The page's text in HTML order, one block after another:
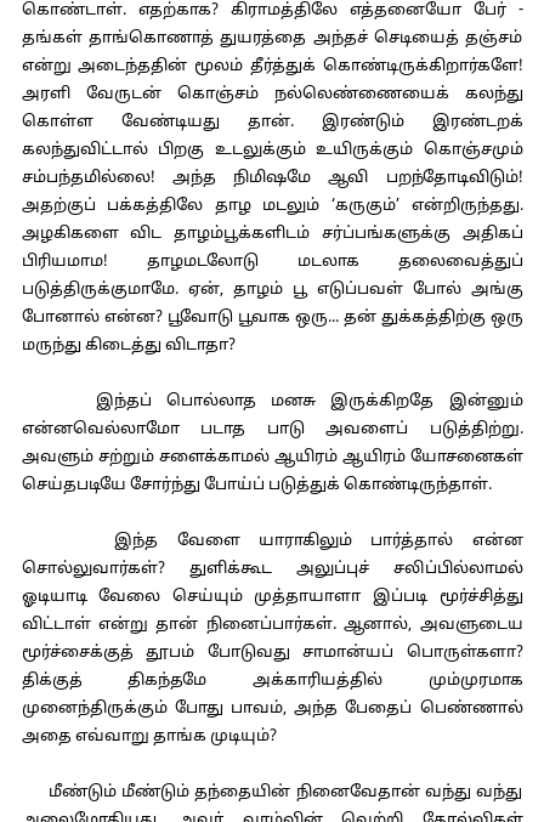
கொண்டாள். எதற்காக? கிராமத்திலே எத்தனையோ பேர் -
தங்கள் தாங்கொணாத் துயரத்தை அந்தச் செடியைத் தஞ்சம்
என்று அடைந்ததின் மூலம் தீர்த்துக் கொண்டிருக்கிறார்களே!
அரளி வேருடன் கொஞ்சம் நல்லெண்ணையைக் கலந்து
கொள்ள வேண்டியது தான். இரண்டும் இரண்டறக்
கலந்துவிட்டால் பிறகு உடலுக்கும் உயிருக்கும் கொஞ்சமும்
சம்பந்தமில்லை! அந்த நிமிஷமே ஆவி பறந்தோடிவிடும்!
அதற்குப் பக்கத்திலே தாழ மடலும் ‘கருகும்’ என்றிருந்தது.
அழகிகளை விட தாழம்பூக்களிடம் சர்ப்பங்களுக்கு அதிகப்
பிரியமாம! தாழமடலோடு மடலாக தலைவைத்துப்
படுத்திருக்குமாமே. ஏன், தாழம் பூ எடுப்பவள் போல் அங்கு
போனால் என்ன? பூவோடு பூவாக ஒரு... தன் துக்கத்திற்கு ஒரு
மருந்து கிடைத்து விடாதா?
இந்தப் பொல்லாத மனசு இருக்கிறதே இன்னும்
என்னவெல்லாமோ படாத பாடு அவளைப் படுத்திற்று.
அவளும் சற்றும் சளைக்காமல் ஆயிரம் ஆயிரம் யோசனைகள்
செய்தபடியே சோர்ந்து போய்ப் படுத்துக் கொண்டிருந்தாள்.
இந்த வேளை யாராகிலும் பார்த்தால் என்ன
சொல்லுவார்கள்? துளிக்கூட அலுப்புச் சலிப்பில்லாமல்
ஓடியாடி வேலை செய்யும் முத்தாயாளா இப்படி மூர்ச்சித்து
விட்டாள் என்று தான் நினைப்பார்கள். ஆனால், அவளுடைய
மூர்ச்சைக்குத் தூபம் போடுவது சாமான்யப் பொருள்களா?
திக்குத் திகந்தமே அக்காரியத்தில் மும்முரமாக
முனைந்திருக்கும் போது பாவம், அந்த பேதைப் பெண்ணால்
அதை எவ்வாறு தாங்க முடியும்?
மீண்டும் மீண்டும் தந்தையின் நினைவேதான் வந்து வந்து